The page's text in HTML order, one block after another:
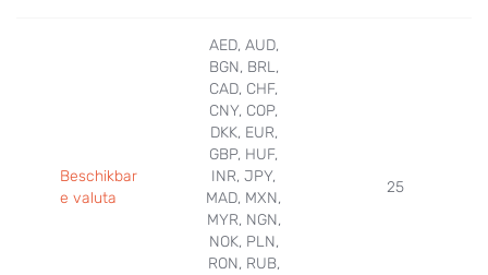
Beschikbar
e valuta
AED, AUD,
BGN, BRL,
CAD, CHF,
CNY, COP,
DKK, EUR,
GBP, HUF,
INR, JPY,
MAD, MXN,
MYR, NGN,
NOK, PLN,
RON, RUB,
25